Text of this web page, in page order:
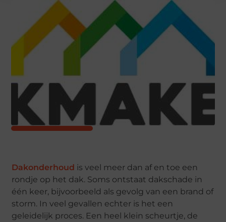
Dakonderhoud is veel meer dan af en toe een
rondje op het dak. Soms ontstaat dakschade in
één keer, bijvoorbeeld als gevolg van een brand of
storm. In veel gevallen echter is het een
geleidelijk proces. Een heel klein scheurtje, de